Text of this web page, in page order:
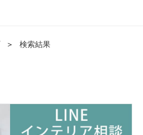
＞ 検索結果